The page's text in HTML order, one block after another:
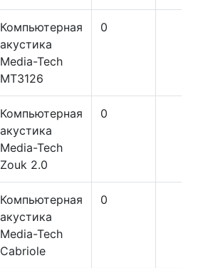
Компьютерная
акустика
Media-Tech
MT3126
0
Компьютерная
акустика
Media-Tech
Zouk 2.0
0
Компьютерная
акустика
Media-Tech
Cabriole
0